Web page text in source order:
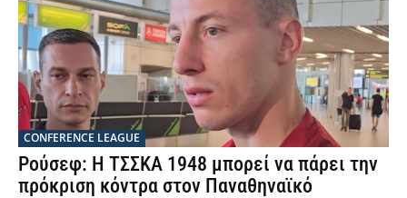
CONFERENCE LEAGUE
Ρούσεφ: Η ΤΣΣΚΑ 1948 μπορεί να πάρει την
πρόκριση κόντρα στον Παναθηναϊκό